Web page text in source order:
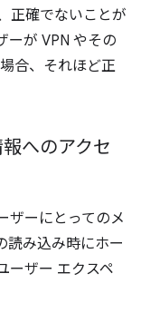
正確でないことが
ーが VPN やその
合、それほど正
へのアクセ
ザーにとってのメ
読み込み時にホー
ーザー エクスペ